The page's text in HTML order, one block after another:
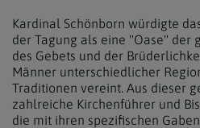
Kardinal Schönborn würdigte
der Tagung als eine "Oase" der
des Gebets und der
Männer unterschiedlicher
Traditionen vereint. Aus dieser
zahlreiche Kirchenführer und
die mit ihren spezifischen